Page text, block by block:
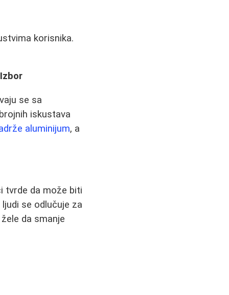
korisnika.
se sa
iskustava
aluminijum, a
tvrde da može biti
se odlučuje za
da smanje